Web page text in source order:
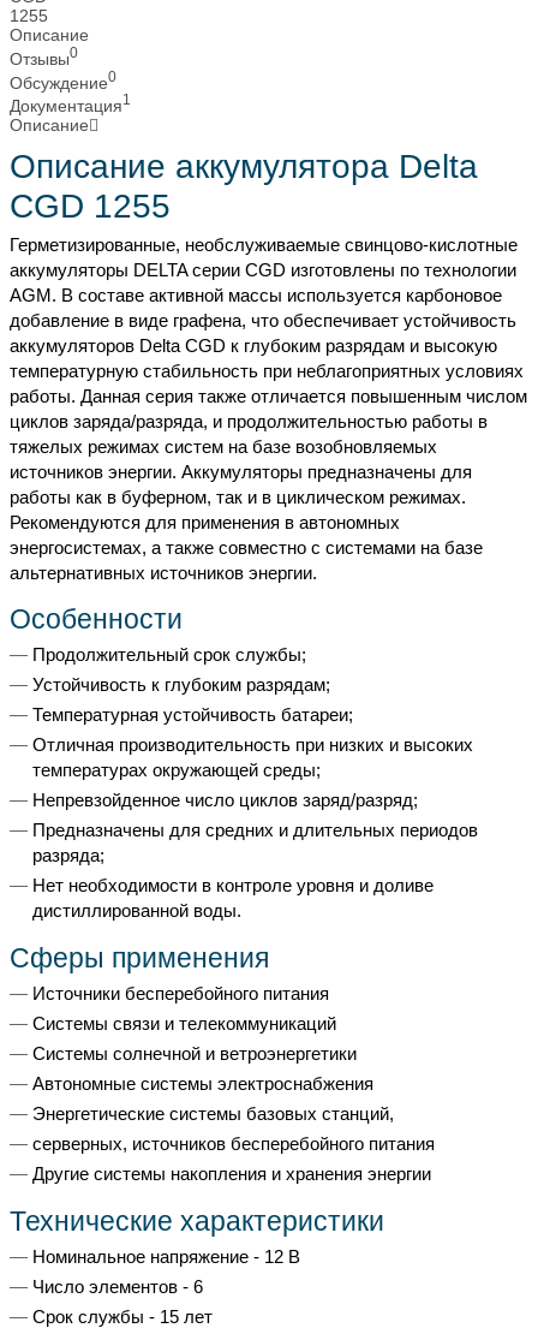
Описание
Отзывы0
Обсуждение0
Документация1
Описание
Описание аккумулятора Delta
CGD 1255
Герметизированные, необслуживаемые свинцово-кислотные
аккумуляторы DELTA серии CGD изготовлены по технологии
AGM. В составе активной массы используется карбоновое
добавление в виде графена, что обеспечивает устойчивость
аккумуляторов Delta CGD к глубоким разрядам и высокую
температурную стабильность при неблагоприятных условиях
работы. Данная серия также отличается повышенным числом
циклов заряда/разряда, и продолжительностью работы в
тяжелых режимах систем на базе возобновляемых
источников энергии. Аккумуляторы предназначены для
работы как в буферном, так и в циклическом режимах.
Рекомендуются для применения в автономных
энергосистемах, а также совместно с системами на базе
альтернативных источников энергии.
Особенности
Продолжительный срок службы;
Устойчивость к глубоким разрядам;
Температурная устойчивость батареи;
Отличная производительность при низких и высоких
температурах окружающей среды;
Непревзойденное число циклов заряд/разряд;
Предназначены для средних и длительных периодов
разряда;
Нет необходимости в контроле уровня и доливе
дистиллированной воды.
Cферы применения
Источники бесперебойного питания
Системы связи и телекоммуникаций
Системы солнечной и ветроэнергетики
Автономные системы электроснабжения
Энергетические системы базовых станций,
серверных, источников бесперебойного питания
Другие системы накопления и хранения энергии
Технические характеристики
Номинальное напряжение - 12 В
Число элементов - 6
Срок службы - 15 лет